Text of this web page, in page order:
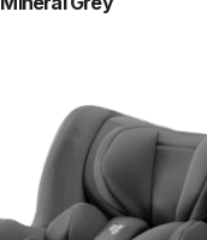
AUTO
AUTO